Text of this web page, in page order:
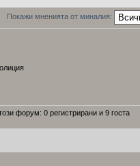
Покажи мненията от миналия:
форум: 0 регистрирани и 9 госта